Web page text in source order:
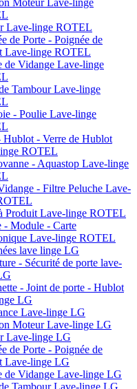
Lave-linge ROTEL
de Porte - Poignée de
Lave-linge ROTEL
de Vidange Lave-linge
Tambour Lave-linge
- Poulie Lave-linge
Hublot - Verre de Hublot
ROTEL
- Aquastop Lave-linge
- Filtre Peluche Lave-
Produit Lave-linge ROTEL
- Module - Carte
Lave-linge ROTEL
lave linge LG
- Sécurité de porte lave-
- Joint de porte - Hublot
LG
Lave-linge LG
Moteur Lave-linge LG
Lave-linge LG
de Porte - Poignée de
Lave-linge LG
de Vidange Lave-linge LG
Tambour Lave-linge LG